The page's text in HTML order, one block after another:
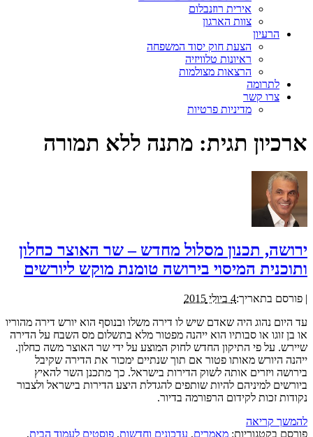
אירית רוזנבלום
צוות הארגון
הרעיון
הצעת חוק יסוד המשפחה
ראיונות טלוויזיה
הרצאות מצולמות
לתרומה
צרו קשר
מדיניות פרטיות
ארכיון תגית: מתנה ללא תמורה
ירושה, תכנון מסלול מחדש – שר האוצר כחלון
ותוכנית המיסוי בירושה טומנת מוקש ליורשים
| פורסם בתאריך:4 ביולי 2015
עד היום נהוג היה שאדם שיש לו דירה משלו ובנוסף הוא יורש דירה מהוריו
או בן זוגו או סבותיו הוא ייהנה מפטור מלא בתשלום מס השבח על הדירה
שיירש. על פי התיקון החדש לחוק המוצע על ידי שר האוצר משה כחלון.
ייהנה היורש מאותו פטור אם תוך שנתיים ימכור את הדירה שקיבל
בירושה ויזרים אותה לשוק הדירות בישראל. כך מתכנן השר להאיץ
ביורשים למיניהם להיות שותפים להגדלת היצע הדירות בישראל ולצבור
נקודות זכות לקידום הרפורמה בדיור.
להמשך קריאה
פורסם בקטגוריות: מאמרים, עדכונים וחדשות, פוסטים לעמוד הבית,